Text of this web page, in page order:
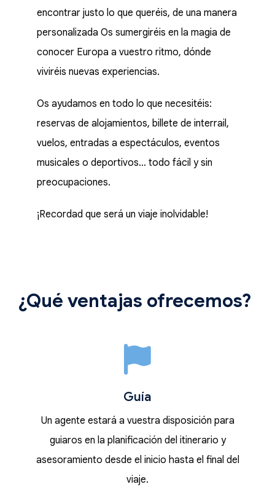
encontrar justo lo que queréis, de una manera
personalizada Os sumergiréis en la magia de
conocer Europa a vuestro ritmo, dónde
viviréis nuevas experiencias.
Os ayudamos en todo lo que necesitéis:
reservas de alojamientos, billete de interrail,
vuelos, entradas a espectáculos, eventos
musicales o deportivos… todo fácil y sin
preocupaciones.
¡Recordad que será un viaje inolvidable!
¿Qué ventajas ofrecemos?
Guía
Un agente estará a vuestra disposición para
guiaros en la planificación del itinerario y
asesoramiento desde el inicio hasta el final del
viaje.